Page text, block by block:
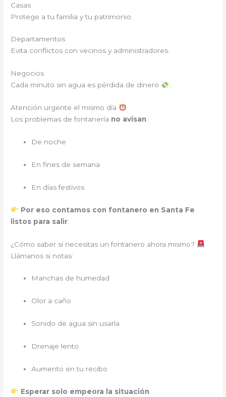
Casas
Protege a tu familia y tu patrimonio.
Departamentos
Evita conflictos con vecinos y administradores.
Negocios
Cada minuto sin agua es pérdida de dinero
.
Atención urgente el mismo día
Los problemas de fontanería no avisan:
De noche
En fines de semana
En días festivos
Por eso contamos con fontanero en Santa Fe
listos para salir
¿Cómo saber si necesitas un fontanero ahora mismo?
Llámanos si notas:
Manchas de humedad
Olor a caño
Sonido de agua sin usarla
Drenaje lento
Aumento en tu recibo
Esperar solo empeora la situación